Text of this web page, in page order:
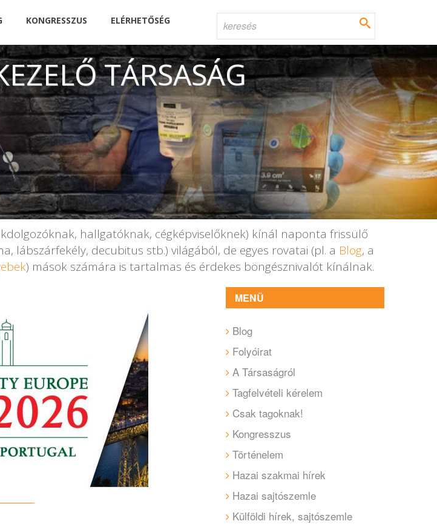
KONGRESSZUS ELÉRHETŐSÉG
TÁRSASÁG
hallgatóknak, cégképviselőknek) kínál naponta frissülő
lábszárfekély, decubitus stb.) világából, de egyes rovatai (pl. a Blog, a
) mások számára is tartalmas és érdekes böngésznivalót kínálnak.
MENÜ
Blog
Folyóirat
A Társaságról
Tagfelvételi kérelem
Csak tagoknak!
Kongresszus
Történelem
Hazai szakmai hírek
Hazai sajtószemle
Külföldi hírek, sajtószemle